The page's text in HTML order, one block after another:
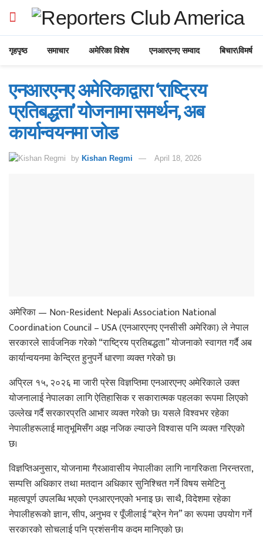
गृहपृष्ठ समाचार अमेरिका विशेष एनआरएनए सम्वाद बिचार\विमर्ष
एनआरएनए अमेरिकाद्वारा ‘राष्ट्रिय
प्रतिबद्धता’ योजनामा समर्थन, अब
कार्यान्वयनमा जोड
by Kishan Regmi April 18, 2026
अमेरिका — Non-Resident Nepali Association National
Coordination Council – USA (एनआरएनए एनसीसी अमेरिका) ले नेपाल
सरकारले सार्वजनिक गरेको “राष्ट्रिय प्रतिबद्धता” योजनाको स्वागत गर्दै अब
कार्यान्वयनमा केन्द्रित हुनुपर्ने धारणा व्यक्त गरेको छ।
अप्रिल १५, २०२६ मा जारी प्रेस विज्ञप्तिमा एनआरएनए अमेरिकाले उक्त
योजनालाई नेपालका लागि ऐतिहासिक र सकारात्मक पहलका रूपमा लिएको
उल्लेख गर्दै सरकारप्रति आभार व्यक्त गरेको छ। यसले विश्वभर रहेका
नेपालीहरूलाई मातृभूमिसँग अझ नजिक ल्याउने विश्वास पनि व्यक्त गरिएको
छ।
विज्ञप्तिअनुसार, योजनामा गैरआवासीय नेपालीका लागि नागरिकता निरन्तरता,
सम्पत्ति अधिकार तथा मतदान अधिकार सुनिश्चित गर्ने विषय समेटिनु
महत्वपूर्ण उपलब्धि भएको एनआरएनएको भनाइ छ। साथै, विदेशमा रहेका
नेपालीहरूको ज्ञान, सीप, अनुभव र पूँजीलाई “ब्रेन गेन” का रूपमा उपयोग गर्ने
सरकारको सोचलाई पनि प्रशंसनीय कदम मानिएको छ।